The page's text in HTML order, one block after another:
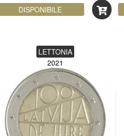
DISPONIBILE
LETTONIA
2021